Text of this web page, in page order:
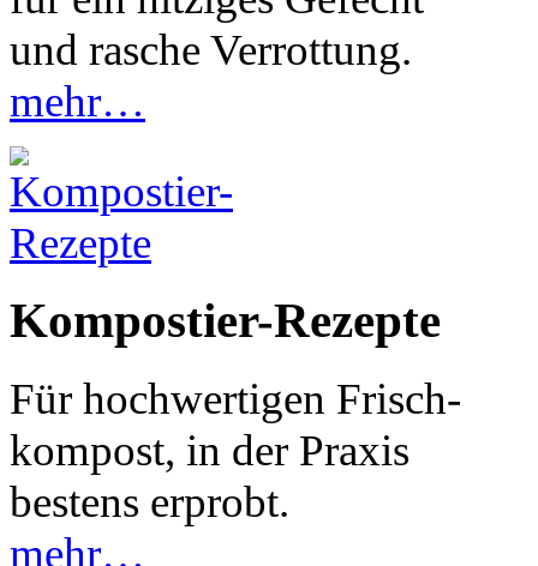
und rasche Verrottung.
mehr…
Kompostier-Rezepte
Für hochwertigen Frisch-
kompost, in der Praxis
bestens erprobt.
mehr…